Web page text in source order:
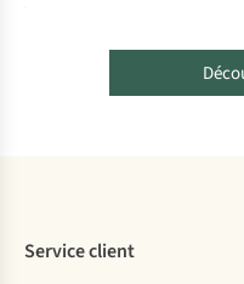
Service client